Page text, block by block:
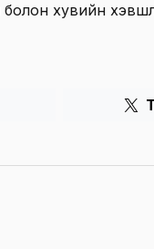
болон хувийн